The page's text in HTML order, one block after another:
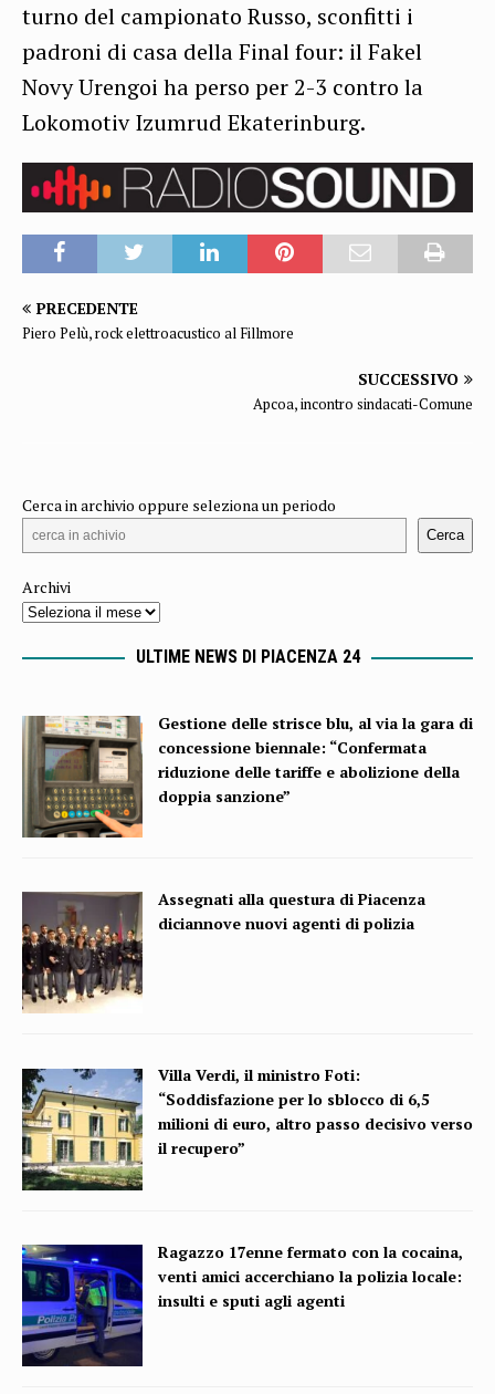
turno del campionato Russo, sconfitti i
padroni di casa della Final four: il Fakel
Novy Urengoi ha perso per 2-3 contro la
Lokomotiv Izumrud Ekaterinburg.
PRECEDENTE
Piero Pelù, rock elettroacustico al Fillmore
SUCCESSIVO
Apcoa, incontro sindacati-Comune
Cerca in archivio oppure seleziona un periodo
Cerca
Archivi
ULTIME NEWS DI PIACENZA 24
Gestione delle strisce blu, al via la gara di
concessione biennale: “Confermata
riduzione delle tariffe e abolizione della
doppia sanzione”
Assegnati alla questura di Piacenza
diciannove nuovi agenti di polizia
Villa Verdi, il ministro Foti:
“Soddisfazione per lo sblocco di 6,5
milioni di euro, altro passo decisivo verso
il recupero”
Ragazzo 17enne fermato con la cocaina,
venti amici accerchiano la polizia locale:
insulti e sputi agli agenti